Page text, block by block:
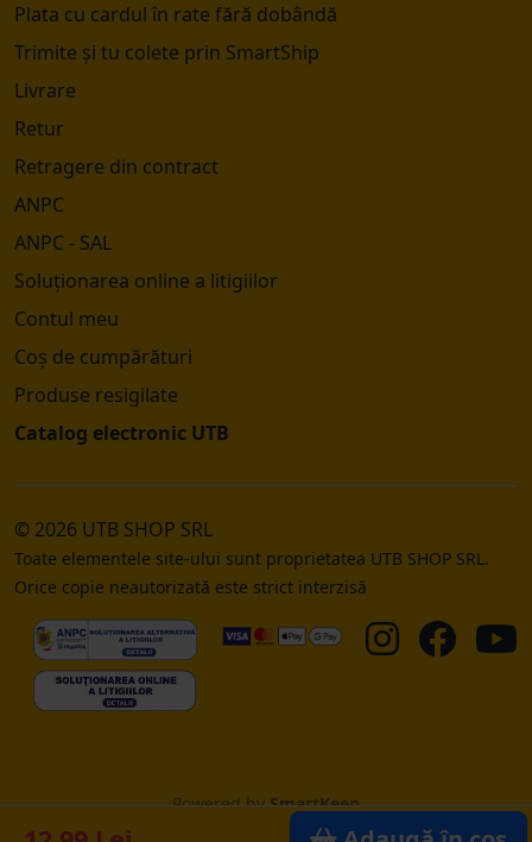
Plata cu cardul în rate fără dobândă
Trimite și tu colete prin SmartShip
Livrare
Retur
Retragere din contract
ANPC
ANPC - SAL
Soluționarea online a litigiilor
Contul meu
Coș de cumpărături
Produse resigilate
Catalog electronic UTB
© 2026 UTB SHOP SRL
Toate elementele site-ului sunt proprietatea UTB SHOP SRL.
Orice copie neautorizată este strict interzisă
Powered bySmartKeep